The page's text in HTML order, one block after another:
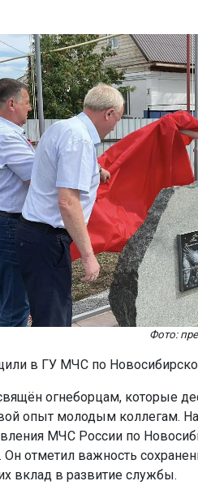
Фото:
в ГУ МЧС по
огнеборцам, которые
опыт молодым коллегам.
МЧС России по
отметил важность
вклад в развитие службы.